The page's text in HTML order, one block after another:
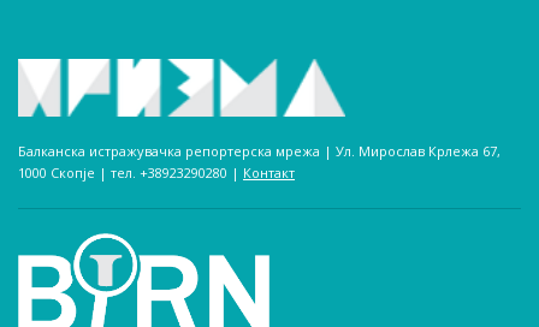
Балканска истражувачка репортерска мрежа | Ул. Мирослав Крлежа 67,
1000 Скопје | тел. +38923290280­ | Контакт